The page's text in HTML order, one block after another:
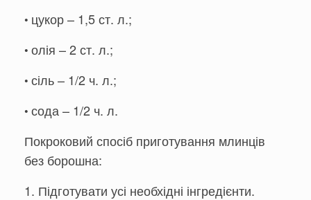
• цукор – 1,5 ст. л.;
• олія – 2 ст. л.;
• сіль – 1/2 ч. л.;
• сода – 1/2 ч. л.
Покроковий спосіб приготування млинців
без борошна:
1. Підготувати усі необхідні інгредієнти.